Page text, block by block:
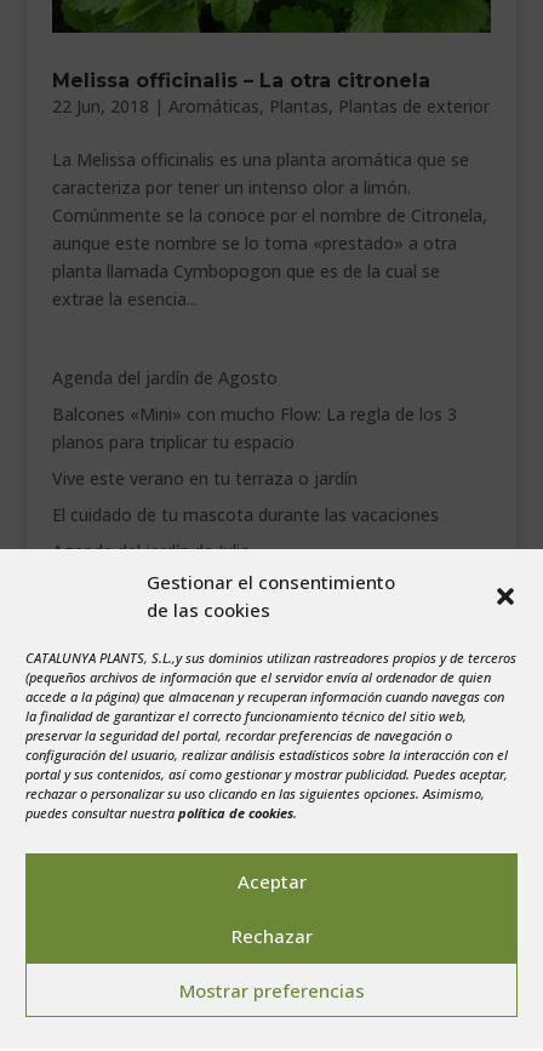
Gestionar el consentimiento
de las cookies
CATALUNYA PLANTS, S.L.,y sus dominios utilizan rastreadores propios y de terceros
(pequeños archivos de información que el servidor envía al ordenador de quien
accede a la página) que almacenan y recuperan información cuando navegas con
la finalidad de garantizar el correcto funcionamiento técnico del sitio web,
preservar la seguridad del portal, recordar preferencias de navegación o
configuración del usuario, realizar análisis estadísticos sobre la interacción con el
portal y sus contenidos, así como gestionar y mostrar publicidad. Puedes aceptar,
rechazar o personalizar su uso clicando en las siguientes opciones. Asimismo,
puedes consultar nuestra política de cookies.
Aceptar
Rechazar
Mostrar preferencias
Melissa officinalis – La otra citronela
22 Jun, 2018 | Aromáticas, Plantas, Plantas de exterior
La Melissa officinalis es una planta aromática que se
caracteriza por tener un intenso olor a limón.
Comúnmente se la conoce por el nombre de Citronela,
aunque este nombre se lo toma «prestado» a otra
planta llamada Cymbopogon que es de la cual se
extrae la esencia...
Agenda del jardín de Agosto
Balcones «Mini» con mucho Flow: La regla de los 3
planos para triplicar tu espacio
Vive este verano en tu terraza o jardín
El cuidado de tu mascota durante las vacaciones
Agenda del jardín de Julio
agosto 2026
1
2
3
4 5 6 7 8
9
10
11 12 13 14 15
16
17
18 19 20 21 22
23
24
25 26 27